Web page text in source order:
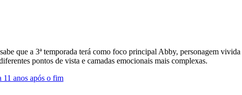
que a 3ª temporada terá como foco principal Abby, personagem
pontos de vista e camadas emocionais mais complexas.